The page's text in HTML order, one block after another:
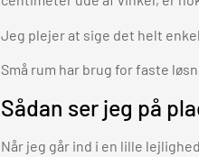
Jeg plejer at sige det helt
Små rum har brug for faste
Sådan ser jeg på
Når jeg går ind i en lille